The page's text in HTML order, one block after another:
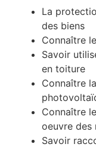
La
des biens
Connaître
Savoir
en toiture
Connaître
Connaître
oeuvre des
Savoir